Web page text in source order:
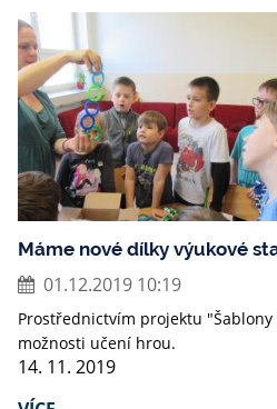
Máme nové dílky výukové
01.12.2019 10:19
Prostřednictvím projektu
možnosti učení hrou.
14. 11. 2019